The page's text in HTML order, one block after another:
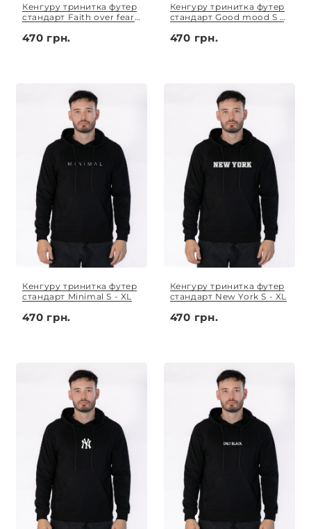
Кенгуру тринитка футер
стандарт Faith over fear
470 грн.
Кенгуру тринитка футер
стандарт Good mood S -
470 грн.
Кенгуру тринитка футер
стандарт Minimal S - XL
470 грн.
Кенгуру тринитка футер
стандарт New York S - XL
470 грн.